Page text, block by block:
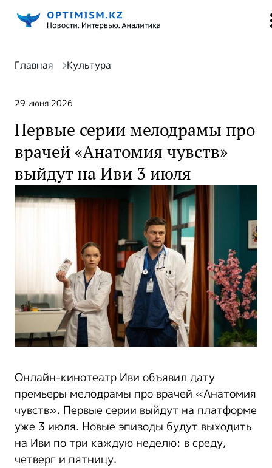
Главная Культура
29 июня 2026
Первые серии мелодрамы про
врачей «Анатомия чувств»
выйдут на Иви 3 июля
Онлайн-кинотеатр Иви объявил дату
премьеры мелодрамы про врачей «Анатомия
чувств». Первые серии выйдут на платформе
уже 3 июля. Новые эпизоды будут выходить
на Иви по три каждую неделю: в среду,
четверг и пятницу.